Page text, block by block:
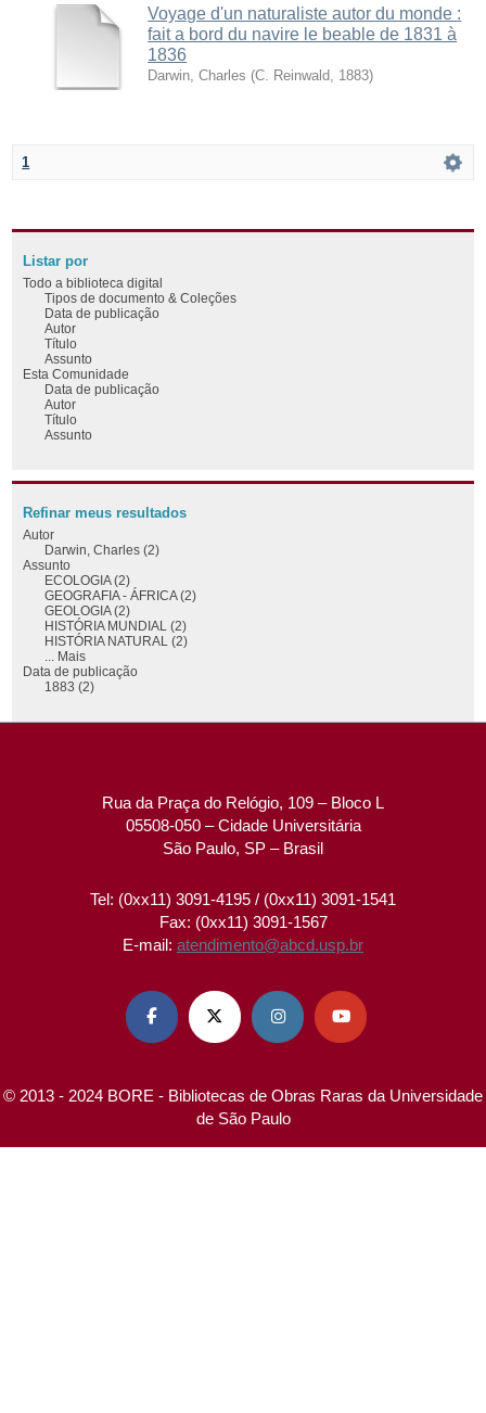
Voyage d'un naturaliste autor du monde :
fait a bord du navire le beable de 1831 à
1836
Darwin, Charles (C. Reinwald 1883)
1
Listar por
Todo a biblioteca digital
Tipos de documento & Coleções
Data de publicação
Autor
Título
Assunto
Esta Comunidade
Data de publicação
Autor
Título
Assunto
Refinar meus resultados
Autor
Darwin, Charles (2)
Assunto
ECOLOGIA (2)
GEOGRAFIA - ÁFRICA (2)
GEOLOGIA (2)
HISTÓRIA MUNDIAL (2)
HISTÓRIA NATURAL (2)
... Mais
Data de publicação
1883 (2)
Rua da Praça do Relógio, 109 – Bloco L
05508-050 – Cidade Universitária
São Paulo, SP – Brasil
Tel: (0xx11) 3091-4195 / (0xx11) 3091-1541
Fax: (0xx11) 3091-1567
E-mail: atendimento@abcd.usp.br
   
© 2013 - 2024 BORE - Bibliotecas de Obras Raras da Universidade
de São Paulo